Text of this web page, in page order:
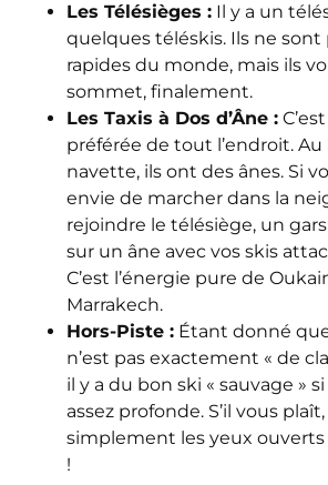
Les Télésièges : Il y a un
quelques téléskis. Ils ne sont
rapides du monde, mais ils
sommet, finalement.
Les Taxis à Dos d’Âne :
préférée de tout l’endroit. Au
navette, ils ont des ânes. Si
envie de marcher dans la
rejoindre le télésiège, un
sur un âne avec vos skis
C’est l’énergie pure de
Marrakech.
Hors-Piste : Étant donné
n’est pas exactement « de
il y a du bon ski « sauvage »
assez profonde. S’il vous
simplement les yeux ouverts
!